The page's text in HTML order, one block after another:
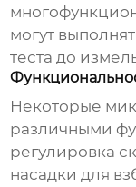
могут
теста до
Некоторые
различными
регулировка
насадки для